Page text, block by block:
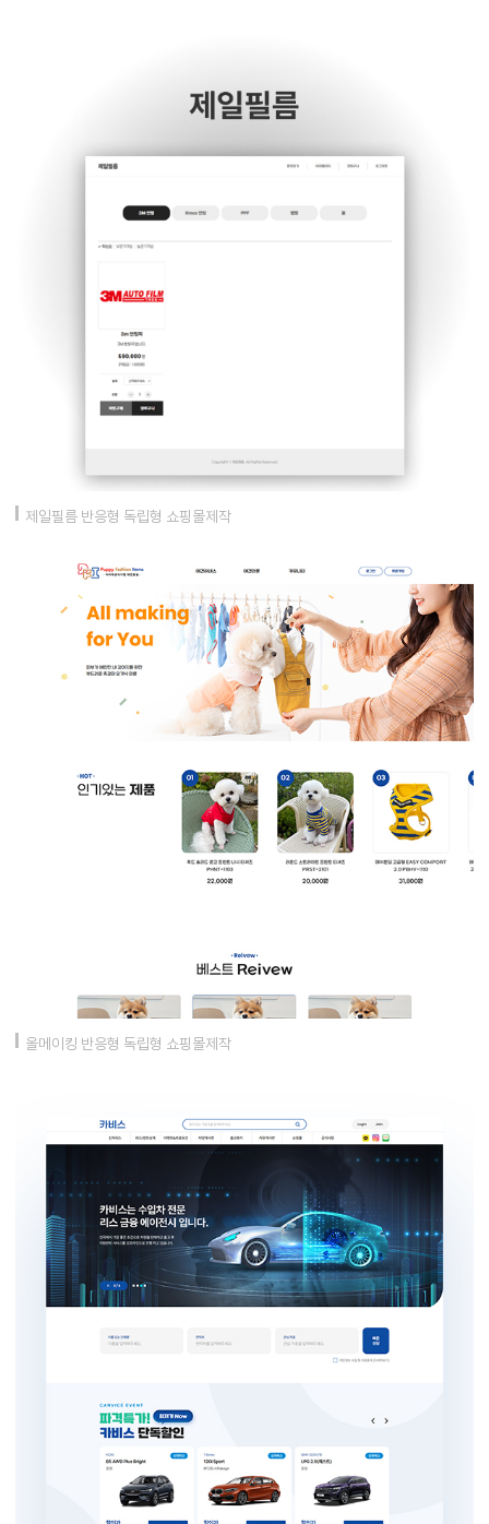
제일필름 반응형 독립형 쇼핑몰제작
올메이킹 반응형 독립형 쇼핑몰제작